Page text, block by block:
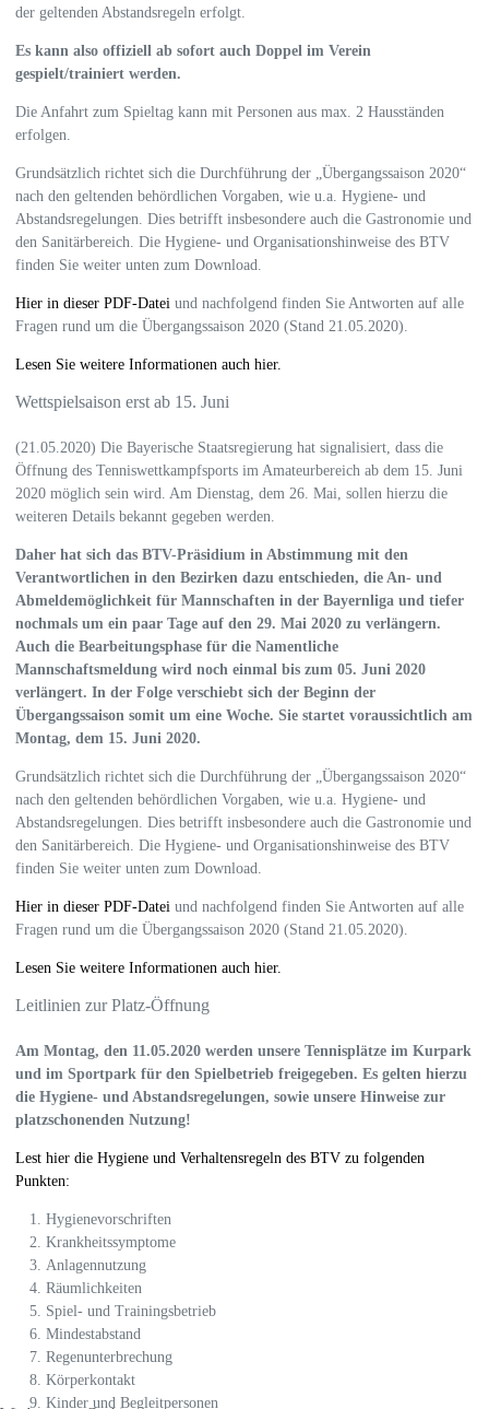
der geltenden Abstandsregeln erfolgt.
Es kann also offiziell ab sofort auch Doppel im Verein
gespielt/trainiert werden.
Die Anfahrt zum Spieltag kann mit Personen aus max. 2 Hausständen
erfolgen.
Grundsätzlich richtet sich die Durchführung der „Übergangssaison 2020“
nach den geltenden behördlichen Vorgaben, wie u.a. Hygiene- und
Abstandsregelungen. Dies betrifft insbesondere auch die Gastronomie und
den Sanitärbereich. Die Hygiene- und Organisationshinweise des BTV
finden Sie weiter unten zum Download.
Hier in dieser PDF-Datei und nachfolgend finden Sie Antworten auf alle
Fragen rund um die Übergangssaison 2020 (Stand 21.05.2020).
Lesen Sie weitere Informationen auch hier.
Wettspielsaison erst ab 15. Juni
(21.05.2020) Die Bayerische Staatsregierung hat signalisiert, dass die
Öffnung des Tenniswettkampfsports im Amateurbereich ab dem 15. Juni
2020 möglich sein wird. Am Dienstag, dem 26. Mai, sollen hierzu die
weiteren Details bekannt gegeben werden.
Daher hat sich das BTV-Präsidium in Abstimmung mit den
Verantwortlichen in den Bezirken dazu entschieden, die An- und
Abmeldemöglichkeit für Mannschaften in der Bayernliga und tiefer
nochmals um ein paar Tage auf den 29. Mai 2020 zu verlängern.
Auch die Bearbeitungsphase für die Namentliche
Mannschaftsmeldung wird noch einmal bis zum 05. Juni 2020
verlängert. In der Folge verschiebt sich der Beginn der
Übergangssaison somit um eine Woche. Sie startet voraussichtlich am
Montag, dem 15. Juni 2020.
Grundsätzlich richtet sich die Durchführung der „Übergangssaison 2020“
nach den geltenden behördlichen Vorgaben, wie u.a. Hygiene- und
Abstandsregelungen. Dies betrifft insbesondere auch die Gastronomie und
den Sanitärbereich. Die Hygiene- und Organisationshinweise des BTV
finden Sie weiter unten zum Download.
Hier in dieser PDF-Datei und nachfolgend finden Sie Antworten auf alle
Fragen rund um die Übergangssaison 2020 (Stand 21.05.2020).
Lesen Sie weitere Informationen auch hier.
Leitlinien zur Platz-Öffnung
Am Montag, den 11.05.2020 werden unsere Tennisplätze im Kurpark
und im Sportpark für den Spielbetrieb freigegeben. Es gelten hierzu
die Hygiene- und Abstandsregelungen, sowie unsere Hinweise zur
platzschonenden Nutzung!
Lest hier die Hygiene und Verhaltensregeln des BTV zu folgenden
Punkten:
Hygienevorschriften
Krankheitssymptome
Anlagennutzung
Räumlichkeiten
Spiel- und Trainingsbetrieb
Mindestabstand
Regenunterbrechung
Körperkontakt
Kinder und Begleitpersonen